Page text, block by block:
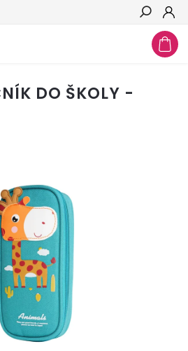
Hľadať
DO ŠKOLY -